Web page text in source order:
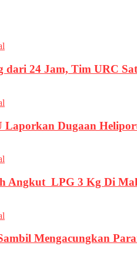
dari 24 Jam, Tim URC
Dugaan
Angkut LPG 3 Kg Di
Mengacungkan